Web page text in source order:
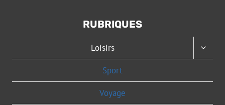
RUBRIQUES
Loisirs
Sport
Voyage